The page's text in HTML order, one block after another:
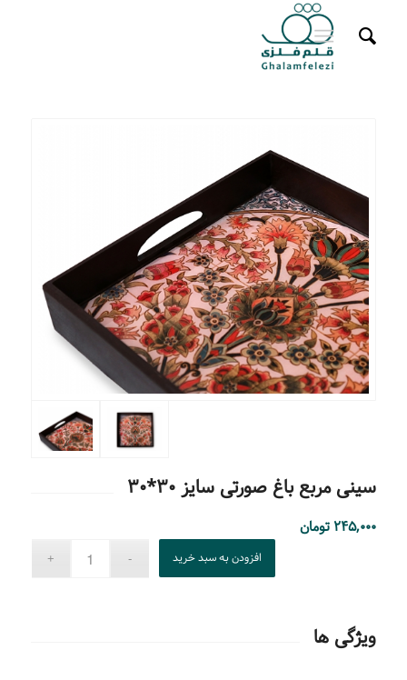
سینی مربع باغ صورتی سایز ۳۰*۳۰
۲۴۵,۰۰۰ تومان
افزودن به سبد خرید
ویژگی ها